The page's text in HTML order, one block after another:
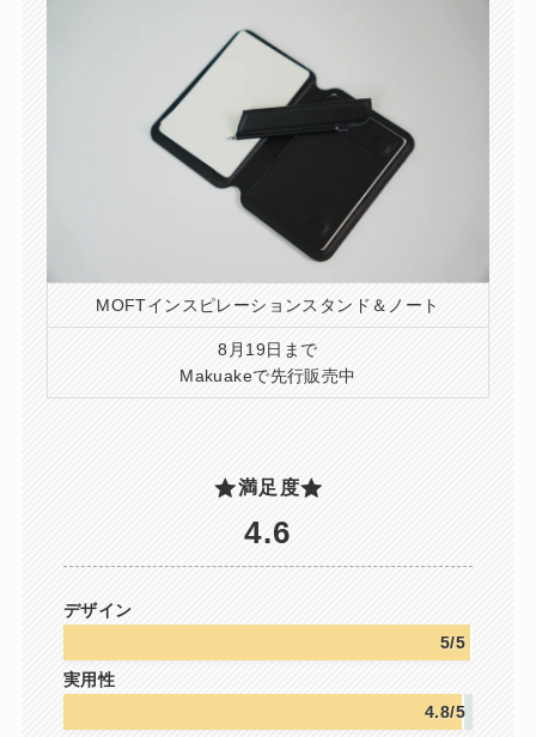
MOFTインスピレーションスタンド＆ノート
8月19日まで
Makuakeで先行販売中
満足度
4.6
デザイン
5/5
実用性
4.8/5